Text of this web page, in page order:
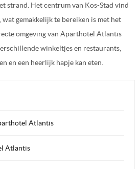
strand. Het centrum van Kos-Stad vind
gemakkelijk te bereiken is met het
omgeving van Aparthotel Atlantis
winkeltjes en restaurants,
en een heerlijk hapje kan eten.
Atlantis
Atlantis